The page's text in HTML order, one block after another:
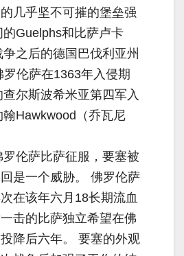
几乎坚不可摧的堡垒强
Guelphs和比萨卢卡
之后的德国巴伐利亚州
伦萨在1363年入侵期
尔斯波希米亚第四军入
Hawkwood（乔瓦尼
伦萨比萨征服，要塞被
是一个威胁。 佛罗伦萨
在该年六月18长期流血
击的比萨独立希望在佛
降后六年。 要塞的外观